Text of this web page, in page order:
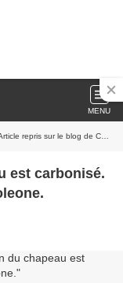
MENU
sur le blog de Caroleone.
est carbonisé.